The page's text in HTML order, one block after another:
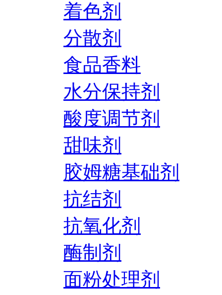
着色剂
分散剂
食品香料
水分保持剂
酸度调节剂
甜味剂
胶姆糖基础剂
抗结剂
抗氧化剂
酶制剂
面粉处理剂